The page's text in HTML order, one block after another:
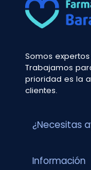
Somos
Trabajamos
prioridad es la
clientes.
¿Necesitas
Información